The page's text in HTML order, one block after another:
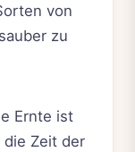
von
zu
Ernte ist
die Zeit der